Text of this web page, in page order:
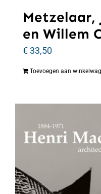
Metzelaar,
en Willem
€33,50
Toevoegen aan